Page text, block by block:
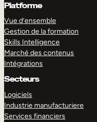
Platforme
Vue d’ensemble
Gestion de la formation
Skills Intelligence
Marché des contenus
Intégrations
Secteurs
Logiciels
Industrie manufacturiere
Services financiers